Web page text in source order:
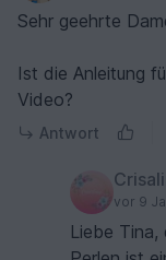
Sehr geehrte
Ist die Anleitung
Video?
Antwort
vor 9
Liebe Tina,